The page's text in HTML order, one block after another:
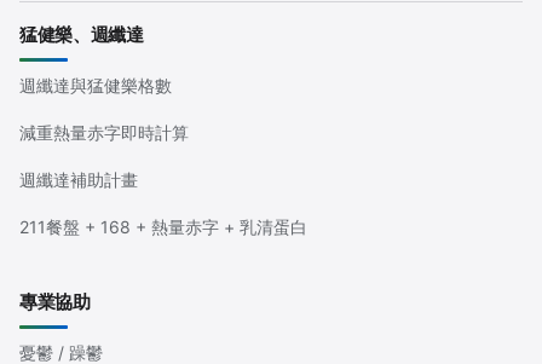
猛健樂、週纖達
週纖達與猛健樂格數
減重熱量赤字即時計算
週纖達補助計畫
211餐盤 + 168 + 熱量赤字 + 乳清蛋白
專業協助
憂鬱 / 躁鬱